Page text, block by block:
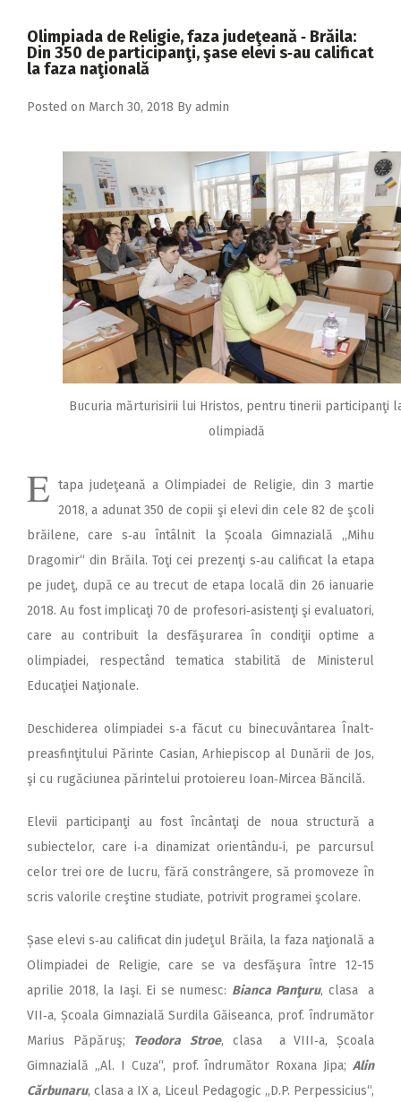
2017
2016
2015
Olimpiada de Religie, faza judeţeană ‑ Brăila:
Din 350 de participanţi, şase elevi s‑au calificat
la faza naţională
Posted on March 30, 2018 By admin
Bucuria mărturisirii lui Hristos, pentru tinerii participanţi
olimpiadă
E tapa judeţeană a Olimpiadei de Religie, din 3 martie
2018, a adunat 350 de copii şi elevi din cele 82 de şcoli
brăilene, care s‑au întâlnit la Școala Gimnazială ,,Mihu
Dragomir“ din Brăila. Toţi cei prezenţi s‑au calificat la etapa
pe judeţ, după ce au trecut de etapa locală din 26 ianuarie
2018. Au fost implicaţi 70 de profesori‑asistenţi şi evaluatori,
care au contribuit la desfăşurarea în condiţii optime a
olimpiadei, respectând tematica stabilită de Ministerul
Educaţiei Naţionale.
Deschiderea olimpiadei s‑a fă­cut cu binecuvântarea Înalt­
prea­sfinţitului Părinte Casian, Arhi­episcop al Dunării de Jos,
şi cu rugăciunea părintelui protoiereu Ioan‑Mircea Băncilă.
Elevii participanţi au fost încântaţi de noua structură a
subiectelor, care i‑a dinamizat orientându‑i, pe parcursul
celor trei ore de lucru, fără constrângere, să promoveze în
scris valorile creştine studiate, potrivit programei şcolare.
Șase elevi s‑au calificat din judeţul Brăila, la faza naţională a
Olimpiadei de Religie, care se va desfăşura între 12-15
aprilie 2018, la Iaşi. Ei se numesc: Bianca Panţuru, clasa a
VII‑a, Școala Gimnazială Surdila Găiseanca, prof. îndrumător
Marius Păpăruş;
Teodora Stroe, clasa a VIII‑a, Școala
Gimnazială ,,Al. I Cuza“, prof. îndrumător Roxana Jipa; Alin
Cărbunaru, clasa a IX a, Liceul Pedagogic „D.P. Perpessicius“,